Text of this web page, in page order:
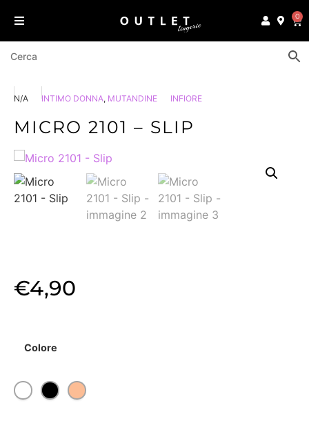
0
N/A INTIMO DONNA, MUTANDINE INFIORE
MICRO 2101 – SLIP
€4,90
Colore